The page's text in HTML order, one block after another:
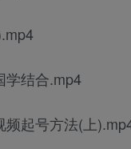
学结合.mp4
频起号方法(上